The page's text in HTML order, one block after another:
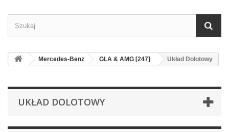
Mercedes-Benz GLA & AMG [247] Układ Dolotowy
UKŁAD DOLOTOWY